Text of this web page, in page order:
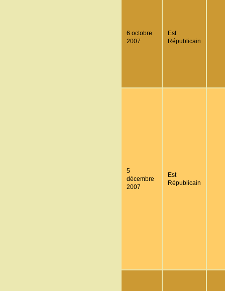
6 octobre
2007
Est
Républicain
5
décembre
2007
Est
Républicain